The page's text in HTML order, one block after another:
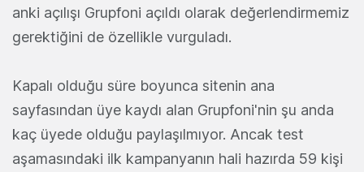
anki açılışı Grupfoni açıldı olarak değerlendirmemiz
gerektiğini de özellikle vurguladı.
Kapalı olduğu süre boyunca sitenin ana
sayfasından üye kaydı alan Grupfoni'nin şu anda
kaç üyede olduğu paylaşılmıyor. Ancak test
aşamasındaki ilk kampanyanın hali hazırda 59 kişi